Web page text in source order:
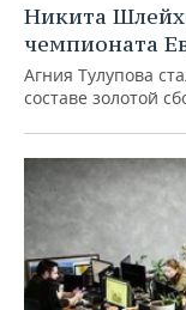
Никита
чемпионата
Агния Тулупова
составе золотой